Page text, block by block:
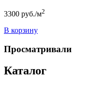
3300 руб./м2
В корзину
Просматривали
Каталог